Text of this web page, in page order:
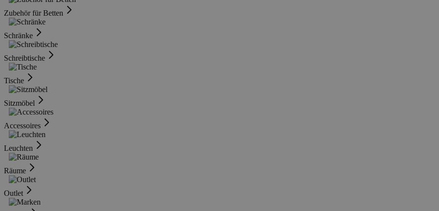
Zubehör für Betten
Schränke
Schreibtische
Tische
Sitzmöbel
Accessoires
Leuchten
Räume
Outlet